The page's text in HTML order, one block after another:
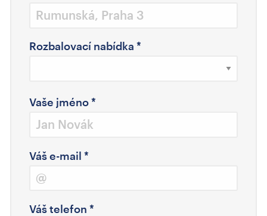
Rozbalovací nabídka *
Vaše jméno*
Váš e-mail *
Váš telefon *